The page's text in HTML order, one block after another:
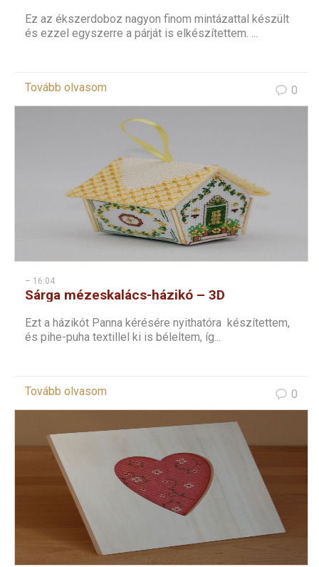
Ez az ékszerdoboz nagyon finom mintázattal készült
és ezzel egyszerre a párját is elkészítettem. ...
Tovább olvasom 0
– 16:04
Sárga mézeskalács-házikó – 3D
Ezt a házikót Panna kérésére nyithatóra készítettem,
és pihe-puha textillel ki is béleltem, íg...
Tovább olvasom 0